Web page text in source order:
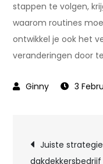
stappen te volgen,
waarom routines
ontwikkel je ook het
veranderingen door
3
Post
Juiste
dakdekkersbedrijf